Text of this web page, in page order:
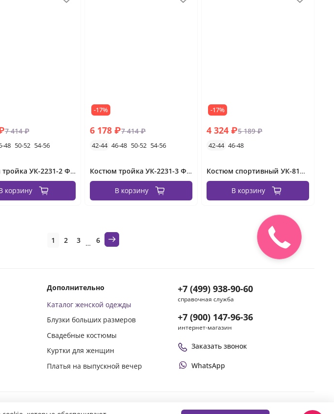
7 414 ₽
48 50-52 54-56
Костюм тройка УК-2231-2 Фабрика Моды
корзину
-17%
6 178 ₽7 414 ₽
42-44 46-48 50-52 54-56
Костюм тройка УК-2231-3 Фабрика Моды
В корзину
-17%
4 324 ₽5 189 ₽
42-44 46-48
Костюм спортивный УК-817VL-1
В корзину
1 2 3 … 6
Дополнительно
Каталог женской одежды
Блузки больших размеров
Свадебные костюмы
Куртки для женщин
Платья на выпускной вечер
+7 (499) 938-90-60
справочная служба
+7 (900) 147-96-36
интернет-магазин
Заказать звонок
WhatsApp
в социальных сетях Оплачивай покупки удобным способом
Закажите
звонок